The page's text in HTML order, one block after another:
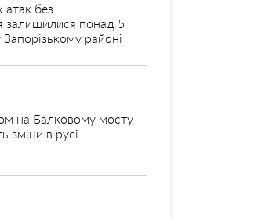
атак без
залишилися понад 5
районі
на Балковому мосту
зміни в русі